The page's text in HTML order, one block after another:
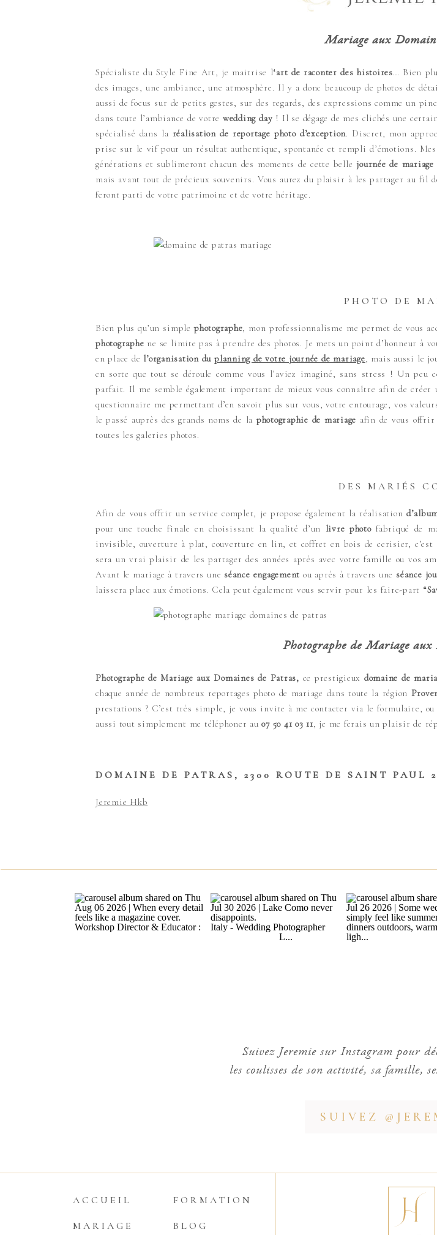
Mariage aux
Spécialiste du Style Fine Art, je maitrise l‘art de raconter des histoires… Bien
des images, une ambiance, une atmosphère. Il y a donc beaucoup de photos de
aussi de focus sur de petits gestes, sur des regards, des expressions comme un
dans toute l’ambiance de votre wedding day ! Il se dégage de mes clichés une
spécialisé dans la réalisation de reportage photo d’exception. Discret, mon
prise sur le vif pour un résultat authentique, spontanée et rempli d’émotions.
générations et sublimeront chacun des moments de cette belle journée de mariage
mais avant tout de précieux souvenirs. Vous aurez du plaisir à les partager au fil
feront parti de votre patrimoine et de votre héritage.
PHOTO DE
Bien plus qu’un simplephotographe, mon professionnalisme me permet de vous
photographe ne se limite pas à prendre des photos. Je mets un point d’honneur à
en place de l’organisation duplanning de votre journée de mariage, mais aussi le
en sorte que tout se déroule comme vous l’aviez imaginé, sans stress ! Un
parfait. Il me semble également important de mieux vous connaître afin de créer
questionnaire me permettant d’en savoir plus sur vous, votre entourage, vos
le passé auprès des grands noms de laphotographie de mariage afin de vous
toutes les galeries photos.
DES MARIÉS
Afin de vous offrir un service complet, je propose également la réalisation
pour une touche finale en choisissant la qualité d’un livre photofabriqué de
invisible, ouverture à plat, couverture en lin, et coffret en bois de cerisier,
sera un vrai plaisir de les partager des années après avec votre famille ou vos
Avant le mariage à travers une séance engagement ou après à travers une séance
laissera place aux émotions. Cela peut également vous servir pour les faire-part
Photographe de Mariage aux
Photographe de Mariage aux Domaines de Patras, ce prestigieux domaine de
chaque année de nombreux reportages photo de mariage dans toute la région
prestations ? C’est très simple, je vous invite à me contacter via le formulaire,
aussi tout simplement me téléphoner au07 50 41 03 11, je me ferais un plaisir de
DOMAINE DE PATRAS, 2300 ROUTE DE SAINT PAUL
Jeremie Hkb
Suivez Jeremie sur Instagram pour
les coulisses de son activité, sa famille,
SUIVEZ
ACCUEIL
MARIAGE
FORMATION
BLOG